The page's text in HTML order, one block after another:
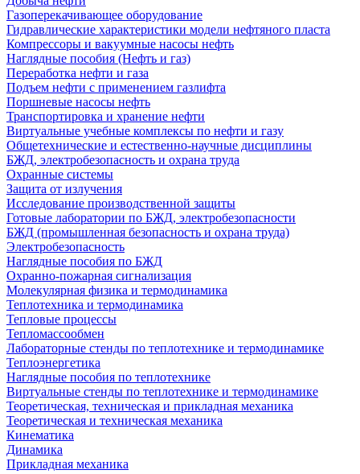
Газоперекачивающее оборудование
Гидравлические характеристики модели нефтяного пласта
Компрессоры и вакуумные насосы нефть
Наглядные пособия (Нефть и газ)
Переработка нефти и газа
Подъем нефти с применением газлифта
Поршневые насосы нефть
Транспортировка и хранение нефти
Виртуальные учебные комплексы по нефти и газу
Общетехнические и естественно-научные дисциплины
БЖД, электробезопасность и охрана труда
Охранные системы
Защита от излучения
Исследование производственной защиты
Готовые лаборатории по БЖД, электробезопасности
БЖД (промышленная безопасность и охрана труда)
Электробезопасность
Наглядные пособия по БЖД
Охранно-пожарная сигнализация
Молекулярная физика и термодинамика
Теплотехника и термодинамика
Тепловые процессы
Тепломассообмен
Лабораторные стенды по теплотехнике и термодинамике
Теплоэнергетика
Наглядные пособия по теплотехнике
Виртуальные стенды по теплотехнике и термодинамике
Теоретическая, техническая и прикладная механика
Теоретическая и техническая механика
Кинематика
Динамика
Прикладная механика